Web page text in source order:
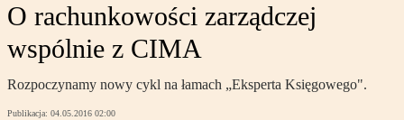
O rachunkowości zarządczej
wspólnie z CIMA
Rozpoczynamy nowy cykl na łamach „Eksperta Księgowego".
Publikacja: 04.05.2016 02:00